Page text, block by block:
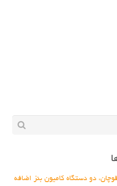
دو دستگاه کامیون بنز اضافه